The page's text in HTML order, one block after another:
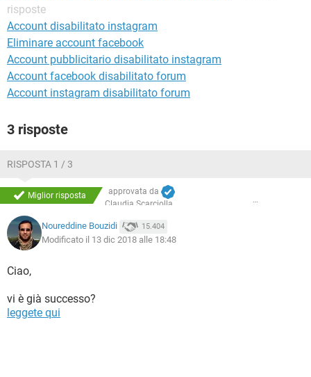
risposte
Account disabilitato instagram
Eliminare account facebook
Account pubblicitario disabilitato instagram
Account facebook disabilitato forum
Account instagram disabilitato forum
3 risposte
RISPOSTA 1 / 3
Miglior risposta
approvata da
Claudia Scarciolla
Noureddine Bouzidi 15.404
Modificato il 13 dic 2018 alle 18:48
Ciao,
vi è già successo?
leggete qui